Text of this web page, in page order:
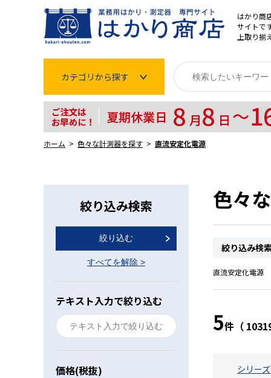
はかり商
サイトで
上取り揃
カテゴリから探す
はかり
分銅
タイマー
長さ測定器
濃度・環境測定
色々な計測器
レベル・勾配測定
オプション
ホーム 色々な計測器を探す 直流安定化電源
絞り込み検索
絞り込む
すべてを解除 >
テキスト入力で絞り込む
価格(税抜)
色々
絞り込み検
直流安定化電源
5件（
シリー